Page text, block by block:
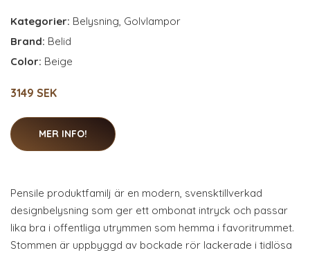
Kategorier: Belysning, Golvlampor
Brand: Belid
Color: Beige
3149 SEK
MER INFO!
Pensile produktfamilj är en modern, svensktillverkad
designbelysning som ger ett ombonat intryck och passar
lika bra i offentliga utrymmen som hemma i favoritrummet.
Stommen är uppbyggd av bockade rör lackerade i tidlösa